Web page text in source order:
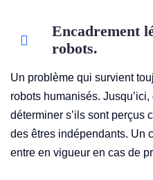
Encadrement
robots.
Un problème qui survient
robots humanisés.
déterminer s’ils sont perçus
des êtres indépendants. Un
entre en vigueur en cas de